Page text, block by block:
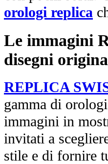
orologi replica
Le immagini
disegni
REPLICA
gamma di
immagini in
invitati a
stile e di fornire